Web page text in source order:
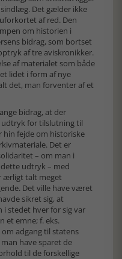
Det gælder ikke
af red. Den
om historien i
bidrag, som bortset
af tre aviskronikker.
af materialet som både
lidet i form af nye
det, man forventer af et
bidrag, at der
udtryk for tilslutning til
hin fejde om historiske
Det er
– om man i
udtryk – med
ærligt talt meget
Det ville have været
sikret sig, at
stedet hver for sig var
et emne; f. eks.
adgang til statens
have sparet de
til de forskellige